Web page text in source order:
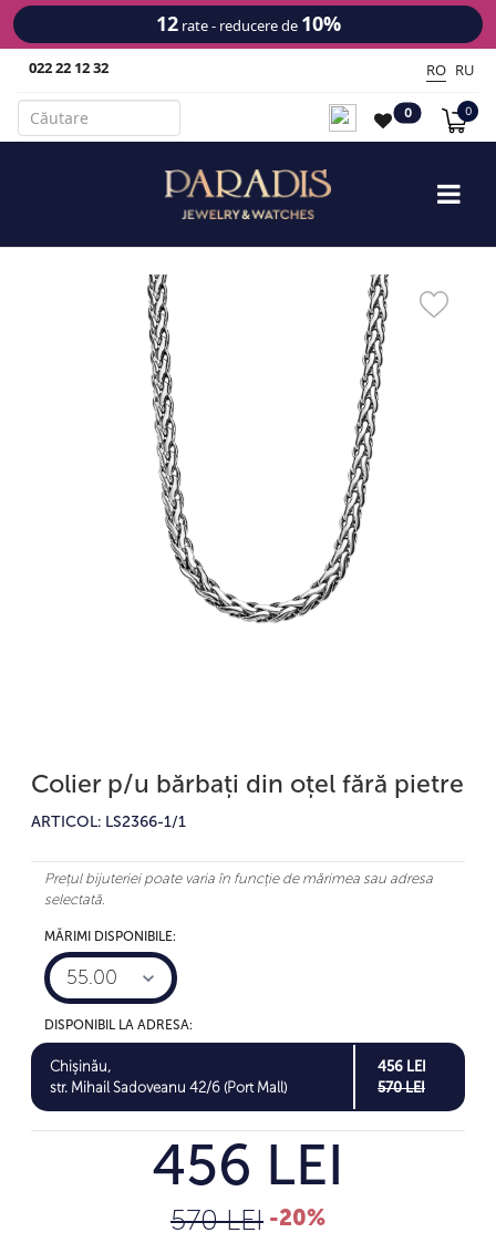
12rate - reducere de 10%
022 22 12 32 RO RU
0 0
Colier p/u bărbați din oțel fără pietre
ARTICOL: LS2366-1/1
Prețul bijuteriei poate varia în funcție de mărimea sau adresa
selectată.
MĂRIMI DISPONIBILE:
55.00
DISPONIBIL LA ADRESA:
Chișinău,
str. Mihail Sadoveanu 42/6 (Port Mall)
456 LEI
570 LEI
456 LEI
570 LEI -20%